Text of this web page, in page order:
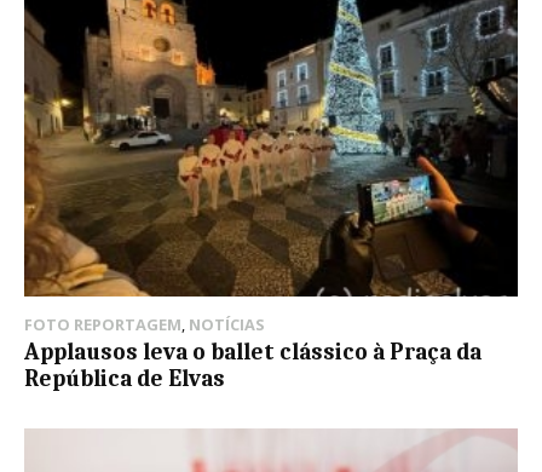
FOTO REPORTAGEM, NOTÍCIAS
Applausos leva o ballet clássico à Praça da
República de Elvas